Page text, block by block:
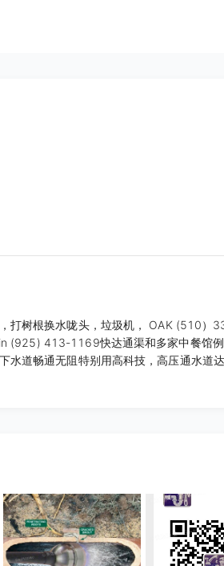
，打树根换水咙头，垃圾机， OAK (510
413-1169快达通渠和多家中餐馆例
水道畅通无阻特别用高科技，高压通水道